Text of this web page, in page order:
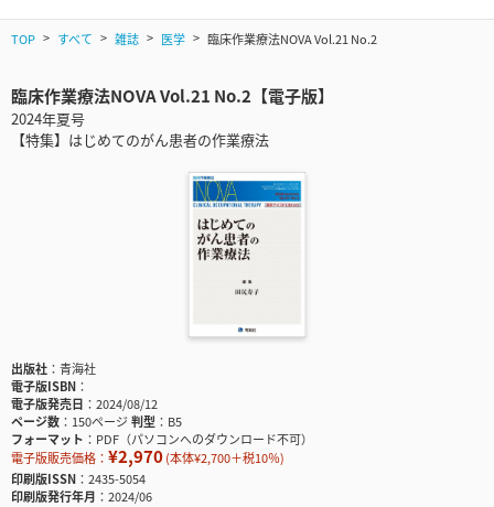
TOP すべて 雑誌 医学 臨床作業療法NOVA Vol.21 No.2
臨床作業療法NOVA Vol.21 No.2【電子版】
2024年夏号
【特集】はじめてのがん患者の作業療法
出版社
青海社
電子版ISBN
電子版発売日
2024/08/12
ページ数
150ページ判型
B5
フォーマット
PDF（パソコンへのダウンロード不可）
電子版販売価格： ¥2,970(本体¥2,700＋税10％)
印刷版ISSN
2435-5054
印刷版発行年月
2024/06